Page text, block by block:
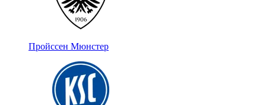
Пройссен Мюнстер